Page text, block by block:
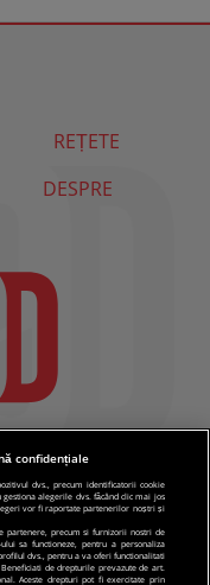
REȚETE
DESPRE
confidențiale
dvs., precum identificatorii cookie
alegerile dvs. făcând clic mai jos
vor fi raportate partenerilor noștri și
partenere, precum si furnizorii nostri de
sa functioneze, pentru a personaliza
dvs., pentru a va oferi functionalitati
de drepturile prevazute de art.
Aceste drepturi pot fi exercitate prin